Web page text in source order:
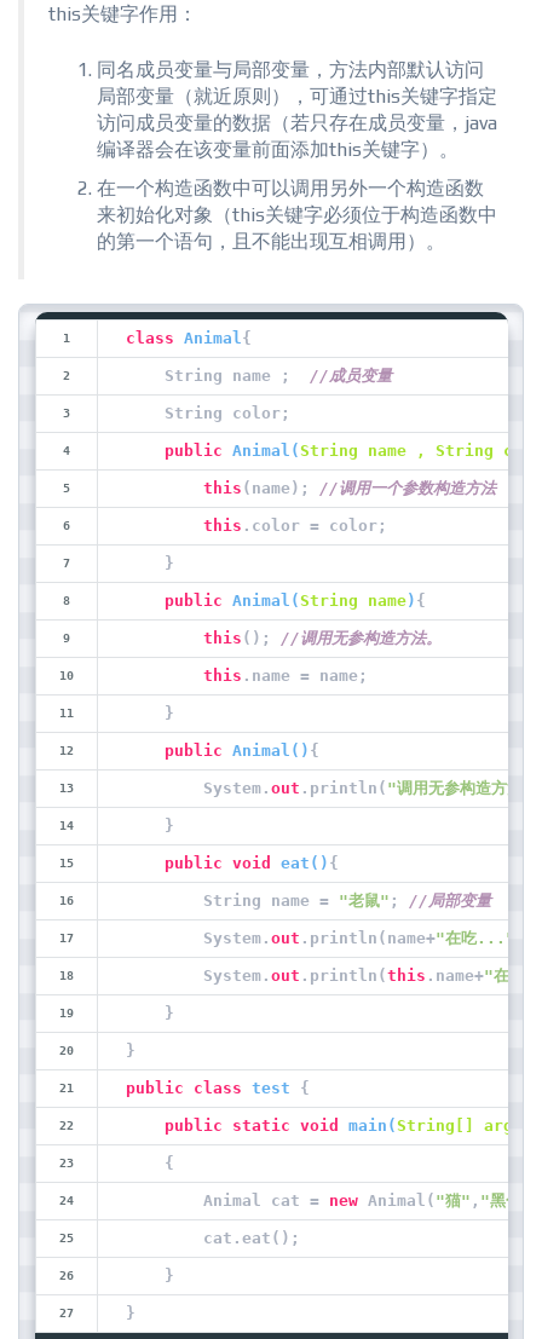
this关键字作用：
同名成员变量与局部变量，方法内部默认访问
局部变量（就近原则），可通过this关键字指定
访问成员变量的数据（若只存在成员变量，java
编译器会在该变量前面添加this关键字）。
在一个构造函数中可以调用另外一个构造函数
来初始化对象（this关键字必须位于构造函数中
的第一个语句，且不能出现互相调用）。
class Animal{
    String name ;
//成员变量
    String color;
public Animal (String name , String
this (name); //调用一个参数构造方法
this .color = color;
    }
public Animal (String name) {
this (); //调用无参构造方法。
this .name = name;
    }
public Animal ( ) {
        System.
out .println( "调用无参构造方法"
    }
public void eat ( ) {
        String name =
"老鼠" ; //局部变量
        System.
out .println(name+"在吃..."
        System.
out .println( this .name+"在吃
    }
}
public class test {
public static void main (String[] args
    {
        Animal cat =
new Animal( "猫" , "黑色"
        cat.eat();
    }
}